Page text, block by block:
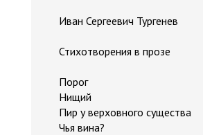
Иван Сергеевич Тургенев
Стихотворения в прозе
Порог
Нищий
Пир у верховного существа
Чья вина?